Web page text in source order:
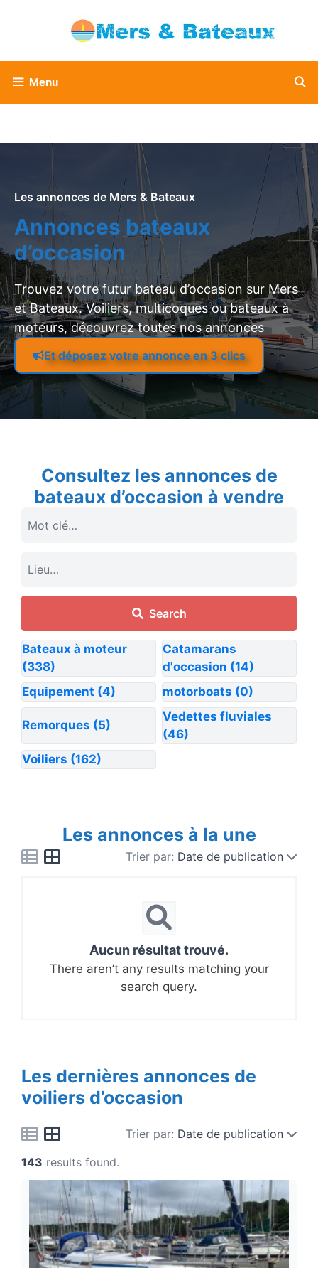
Menu
Les annonces de Mers & Bateaux
Annonces bateaux
d’occasion
Trouvez votre futur bateau d’occasion sur Mers
et Bateaux. Voiliers, multicoques ou bateaux à
moteurs, découvrez toutes nos annonces
Et déposez votre annonce en 3 clics
Consultez les annonces de
bateaux d’occasion à vendre
Search
Bateaux à moteur
(338)
Catamarans
d'occasion (14)
Equipement (4) motorboats (0)
Remorques (5)
Vedettes fluviales
(46)
Voiliers (162)
Les annonces à la une
Trier par: Date de publication
Aucun résultat trouvé.
There aren’t any results matching your
search query.
Les dernières annonces de
voiliers d’occasion
Trier par: Date de publication
143 results found.